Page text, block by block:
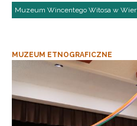
Muzeum Wincentego Witosa w
MUZEUM ETNOGRAFICZNE